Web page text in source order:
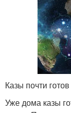
Казы почти
Уже дома казы